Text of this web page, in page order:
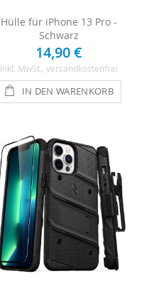
Hülle für iPhone 13 Pro -
Schwarz
14,90 €
Inkl. MwSt. , versandkostenfrei
IN DEN WARENKORB